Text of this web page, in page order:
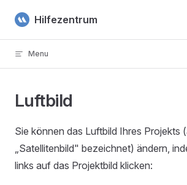
Skip to content
Hilfezentrum
Menu
Luftbild
Sie können das Luftbild Ihres Projekts
„Satellitenbild" bezeichnet) ändern,
links auf das Projektbild klicken: